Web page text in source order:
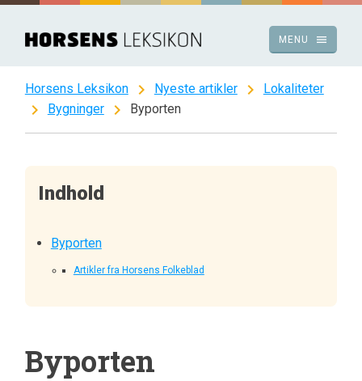
Spring
indhold
menu
MENU
Horsens Leksikon chevron_right Nyeste artikler chevron_right Lokaliteter
chevron_right Bygninger chevron_right Byporten
Indhold
Byporten
Artikler fra Horsens Folkeblad
Byporten